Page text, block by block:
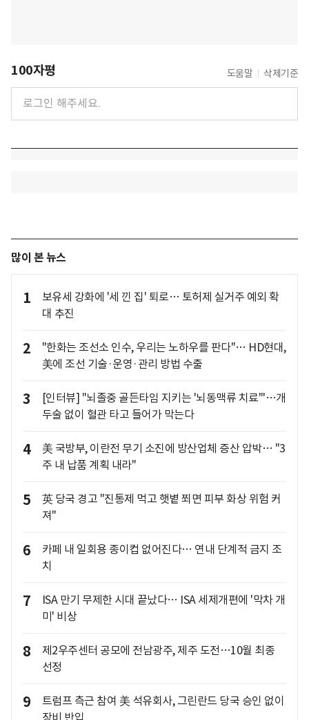
100자평 도움말 삭제기준
많이 본 뉴스
1
보유세 강화에 '세 낀 집' 퇴로… 토허제 실거주 예외 확
대 추진
2
"한화는 조선소 인수, 우리는 노하우를 판다"… HD현대,
美에 조선 기술·운영·관리 방법 수출
3
[인터뷰] "뇌졸중 골든타임 지키는 '뇌동맥류 치료'"…개
두술 없이 혈관 타고 들어가 막는다
4
美 국방부, 이란전 무기 소진에 방산업체 증산 압박… "3
주 내 납품 계획 내라"
5
英 당국 경고 "진통제 먹고 햇볕 쬐면 피부 화상 위험 커
져"
6
카페 내 일회용 종이컵 없어진다… 연내 단계적 금지 조
치
7
ISA 만기 무제한 시대 끝났다… ISA 세제개편에 '막차 개
미' 비상
8
제2우주센터 공모에 전남광주, 제주 도전…10월 최종
선정
9
트럼프 측근 참여 美 석유회사, 그린란드 당국 승인 없이